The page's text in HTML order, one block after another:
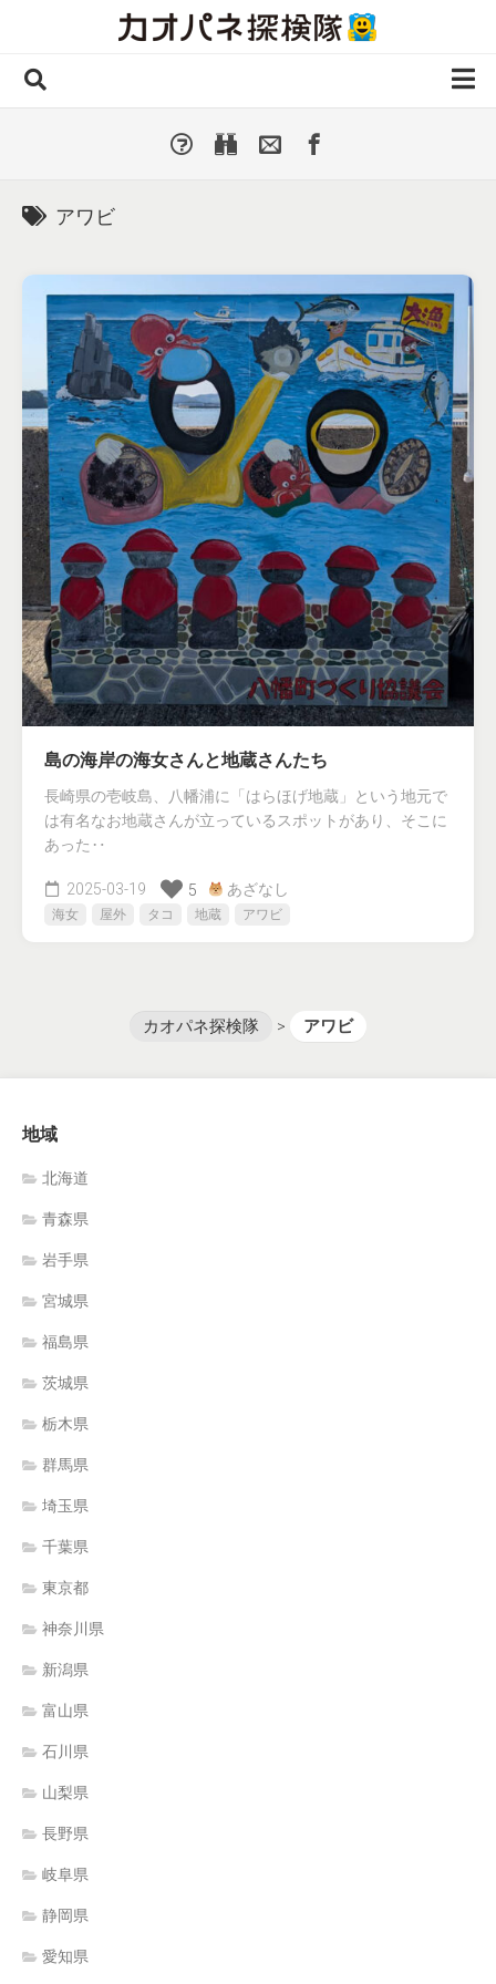
国外・海外
人気カオパネ
投稿する
アワビ
島の海岸の海女さんと地蔵さんたち
長崎県の壱岐島、八幡浦に「はらほげ地蔵」という地元で
は有名なお地蔵さんが立っているスポットがあり、そこに
あった‥
2025-03-19 5 あざなし
海女 屋外 タコ 地蔵 アワビ
カオパネ探検隊 > アワビ
地域
北海道
青森県
岩手県
宮城県
福島県
茨城県
栃木県
群馬県
埼玉県
千葉県
東京都
神奈川県
新潟県
富山県
石川県
山梨県
長野県
岐阜県
静岡県
愛知県